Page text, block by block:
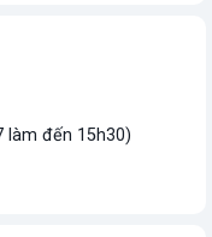
làm đến 15h30)